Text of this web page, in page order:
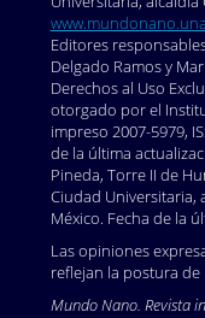
https://
codigo=6119872.
Demortain,
science and the
introduction to
159.https://
https://doi.org/
Demortain, David.
of technology
regulatory science.
Oxford handbook
Editores
Delgado Ramos y
Derechos al Uso
otorgado por el
impreso 2007-5979,
de la última
Pineda, Torre II de
Ciudad Universitaria,
México. Fecha de la
Las opiniones
reflejan la postura de
Mundo Nano. Revista